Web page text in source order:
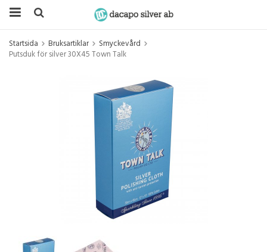
Startsida Bruksartiklar
Smyckevård
Putsduk för silver 30X45 Town Talk